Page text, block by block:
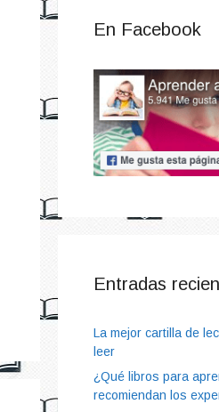
En Facebook
Entradas
La mejor cartilla de
leer
¿Qué libros para
recomiendan los